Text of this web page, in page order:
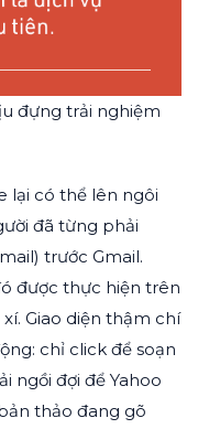
đựng trải nghiệm
lại có thể lên ngôi
đã từng phải
trước Gmail.
được thực hiện trên
Giao diện thậm chí
chỉ click để soạn
ngồi đợi để Yahoo
thảo đang gõ